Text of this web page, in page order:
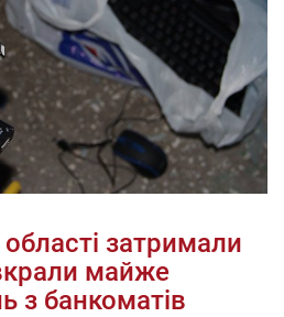
області затримали
майже
з банкоматів